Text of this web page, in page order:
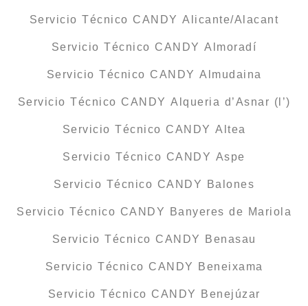
Servicio Técnico CANDY Alicante/Alacant
Servicio Técnico CANDY Almoradí
Servicio Técnico CANDY Almudaina
Servicio Técnico CANDY Alqueria d’Asnar (l’)
Servicio Técnico CANDY Altea
Servicio Técnico CANDY Aspe
Servicio Técnico CANDY Balones
Servicio Técnico CANDY Banyeres de Mariola
Servicio Técnico CANDY Benasau
Servicio Técnico CANDY Beneixama
Servicio Técnico CANDY Benejúzar